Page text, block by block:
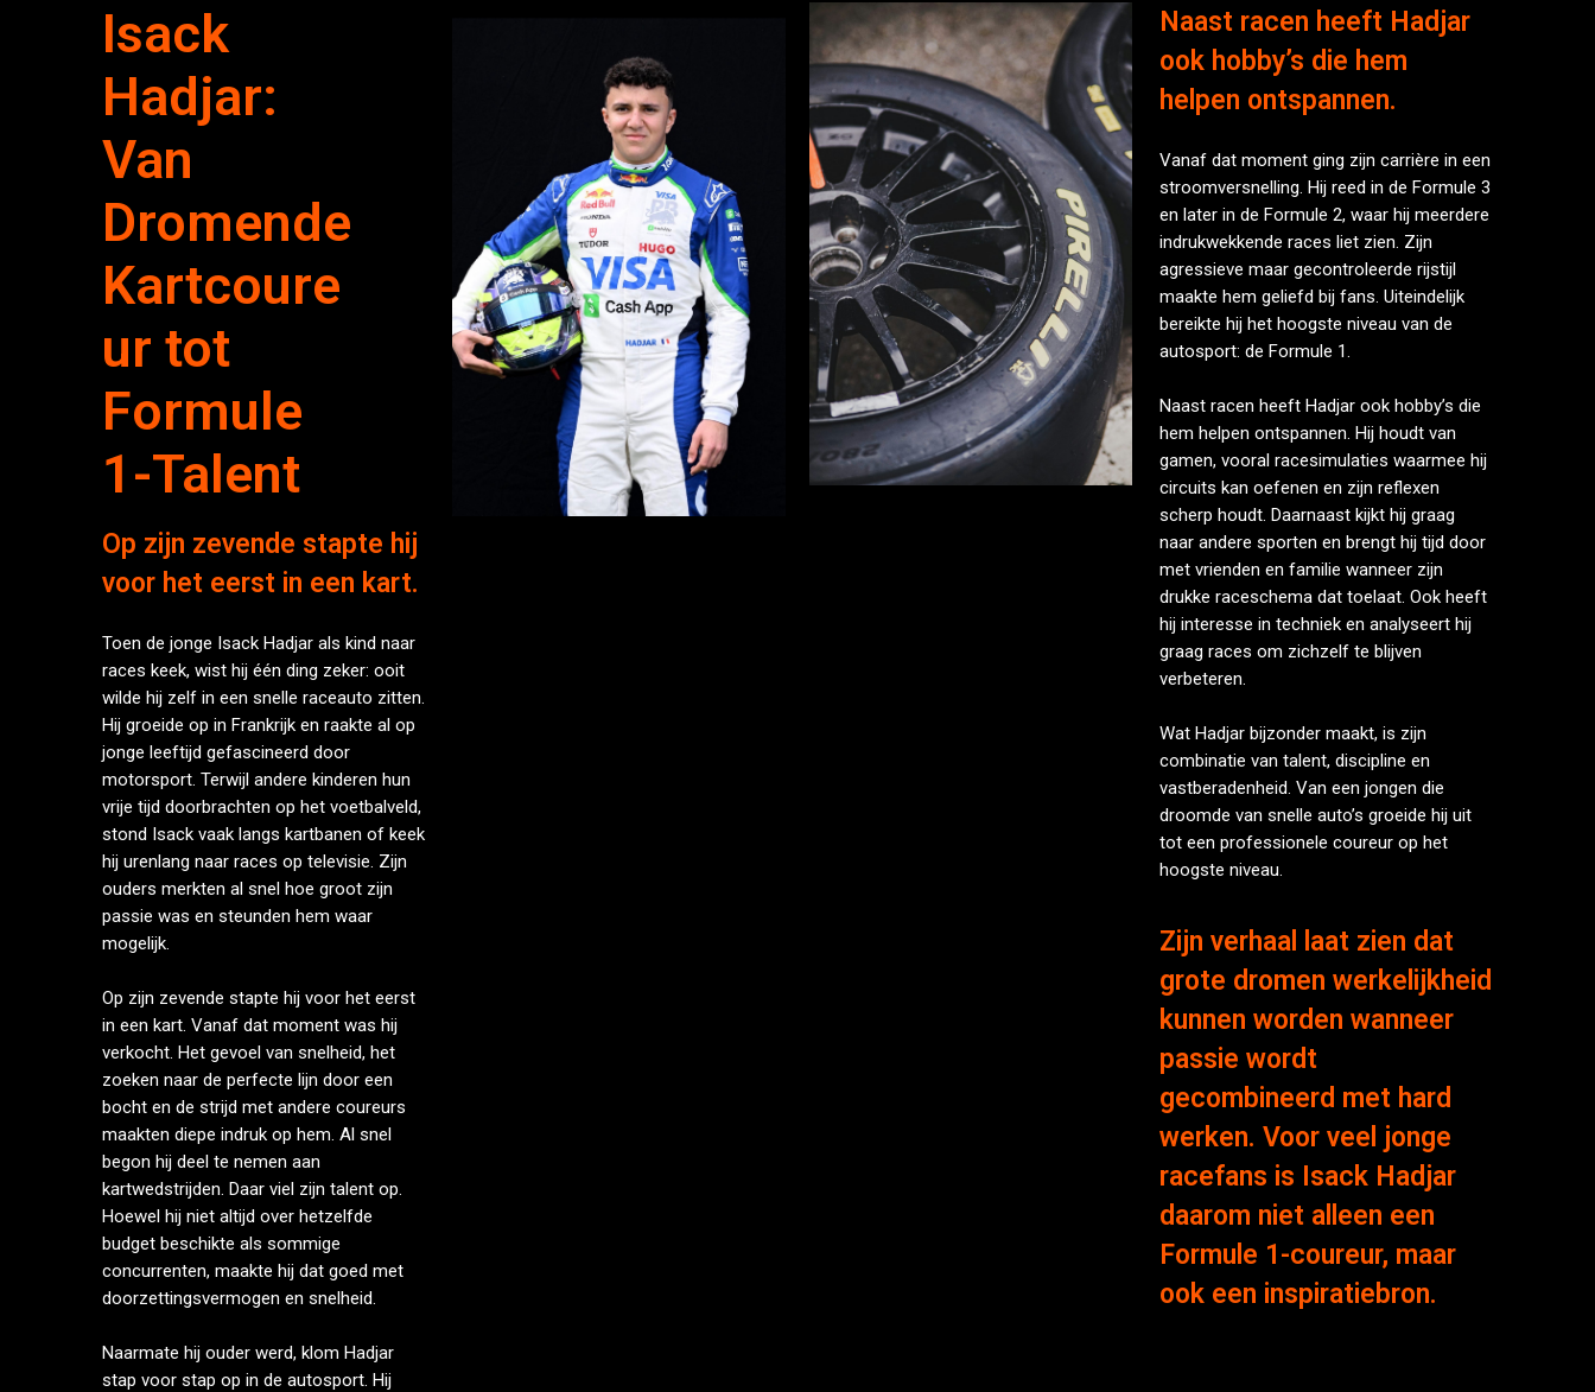
Isack
Hadjar:
Van
Dromende
Kartcoure
ur tot
Formule
1-Talent
Op zijn zevende stapte hij
voor het eerst in een kart.
Toen de jonge Isack Hadjar als kind naar
races keek, wist hij één ding zeker: ooit
wilde hij zelf in een snelle raceauto zitten.
Hij groeide op in Frankrijk en raakte al op
jonge leeftijd gefascineerd door
motorsport. Terwijl andere kinderen hun
vrije tijd doorbrachten op het voetbalveld,
stond Isack vaak langs kartbanen of keek
hij urenlang naar races op televisie. Zijn
ouders merkten al snel hoe groot zijn
passie was en steunden hem waar
mogelijk.
Op zijn zevende stapte hij voor het eerst
in een kart. Vanaf dat moment was hij
verkocht. Het gevoel van snelheid, het
zoeken naar de perfecte lijn door een
bocht en de strijd met andere coureurs
maakten diepe indruk op hem. Al snel
begon hij deel te nemen aan
kartwedstrijden. Daar viel zijn talent op.
Hoewel hij niet altijd over hetzelfde
budget beschikte als sommige
concurrenten, maakte hij dat goed met
doorzettingsvermogen en snelheid.
Naarmate hij ouder werd, klom Hadjar
stap voor stap op in de autosport. Hij
Naast racen heeft Hadjar
ook hobby’s die hem
helpen ontspannen.
Vanaf dat moment ging zijn carrière in een
stroomversnelling. Hij reed in de Formule 3
en later in de Formule 2, waar hij meerdere
indrukwekkende races liet zien. Zijn
agressieve maar gecontroleerde rijstijl
maakte hem geliefd bij fans. Uiteindelijk
bereikte hij het hoogste niveau van de
autosport: de Formule 1.
Naast racen heeft Hadjar ook hobby’s die
hem helpen ontspannen. Hij houdt van
gamen, vooral racesimulaties waarmee hij
circuits kan oefenen en zijn reflexen
scherp houdt. Daarnaast kijkt hij graag
naar andere sporten en brengt hij tijd door
met vrienden en familie wanneer zijn
drukke raceschema dat toelaat. Ook heeft
hij interesse in techniek en analyseert hij
graag races om zichzelf te blijven
verbeteren.
Wat Hadjar bijzonder maakt, is zijn
combinatie van talent, discipline en
vastberadenheid. Van een jongen die
droomde van snelle auto’s groeide hij uit
tot een professionele coureur op het
hoogste niveau.
Zijn verhaal laat zien dat
grote dromen werkelijkheid
kunnen worden wanneer
passie wordt
gecombineerd met hard
werken. Voor veel jonge
racefans is Isack Hadjar
daarom niet alleen een
Formule 1-coureur, maar
ook een inspiratiebron.